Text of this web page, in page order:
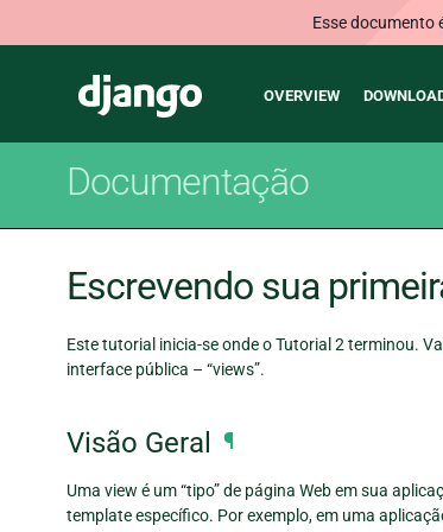
Esse documento
Django
Main
OVERVIEW
Documentação
Escrevendo sua
Este tutorial inicia-se onde oTutorial 2 terminou.
interface pública – “views”.
Visão Geral ¶
Uma view é um “tipo” de página Web em sua
template específico. Por exemplo, em uma